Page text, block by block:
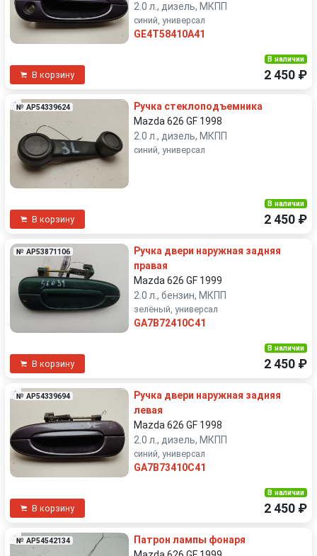
2.0 л., дизель, МКПП
синий, универсал
GE4T58410A41
В корзину
В наличии
2 450 ₽
№ AP54339624
Ручка стеклоподъемника
Mazda 626 GF 1998
2.0 л., дизель, МКПП
синий, универсал
В корзину
В наличии
2 450 ₽
№ AP53871106
Ручка двери наружная задняя
правая
Mazda 626 GF 1999
2.0 л., бензин, МКПП
зелёный, универсал
GA7B72410C41
В корзину
В наличии
2 450 ₽
№ AP54339694
Ручка двери наружная задняя
левая
Mazda 626 GF 1998
2.0 л., дизель, МКПП
синий, универсал
GA7B73410C41
В корзину
В наличии
2 450 ₽
№ AP54542134
Патрон лампы фонаря